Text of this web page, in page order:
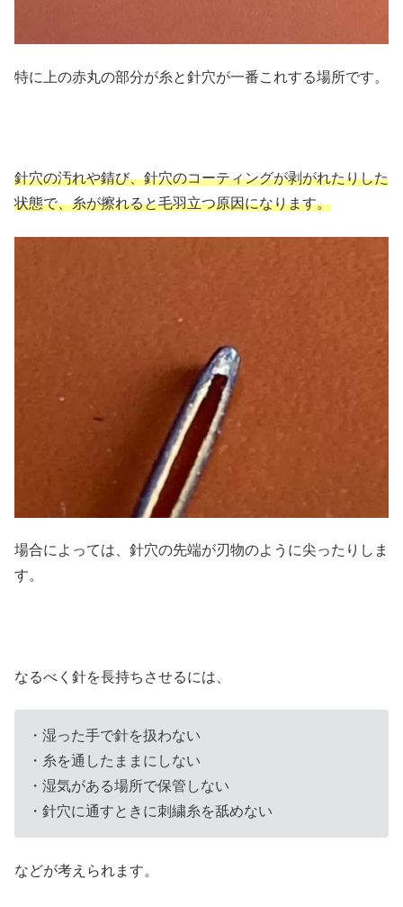
特に上の赤丸の部分が糸と針穴が一番これする場所です。
針穴の汚れや錆び、針穴のコーティングが剥がれたりした
状態で、糸が擦れると毛羽立つ原因になります。
場合によっては、針穴の先端が刃物のように尖ったりしま
す。
なるべく針を長持ちさせるには、
・湿った手で針を扱わない
・糸を通したままにしない
・湿気がある場所で保管しない
・針穴に通すときに刺繍糸を舐めない
などが考えられます。